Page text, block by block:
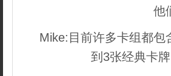
他
Mike:目前许多卡组都包
到3张经典卡